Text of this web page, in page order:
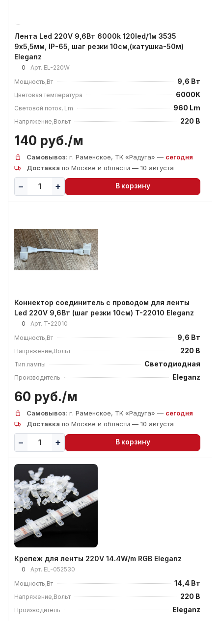
Лента Led 220V 9,6Вт 6000k 120led/1м 3535
9х5,5мм, IP-65, шаг резки 10см,(катушка-50м)
Eleganz
0 Арт. EL-220W
Мощность,Вт
9,6 Вт
Цветовая температура 6000K
Световой поток, Lm 960 Lm
Напряжение,Вольт 220 В
140 руб./м
Самовывоз: г. Раменское, ТК «Радуга» — сегодня
Доставка по Москве и области — 10 августа
В корзину
Коннектор соединитель с проводом для ленты
Led 220V 9,6Вт (шаг резки 10см) T-22010 Eleganz
0 Арт. T-22010
Мощность,Вт
9,6 Вт
Напряжение,Вольт 220 В
Тип лампы Светодиодная
Производитель Eleganz
60 руб./м
Самовывоз: г. Раменское, ТК «Радуга» — сегодня
Доставка по Москве и области — 10 августа
В корзину
Крепеж для ленты 220V 14.4W/m RGB Eleganz
0 Арт. EL-052530
Мощность,Вт
14,4 Вт
Напряжение,Вольт 220 В
Производитель Eleganz